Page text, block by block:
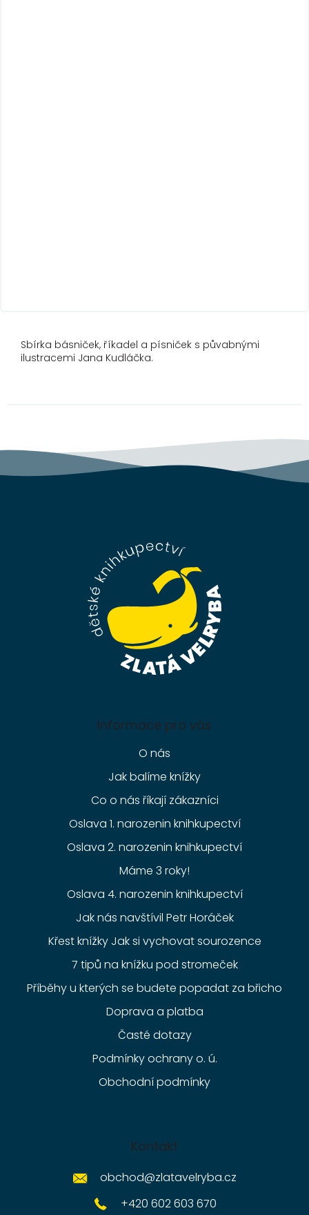
Sbírka básniček, říkadel a písniček s půvabnými
ilustracemi Jana Kudláčka.
Informace pro vás
O nás
Jak balíme knížky
Co o nás říkají zákazníci
Oslava 1. narozenin knihkupectví
Oslava 2. narozenin knihkupectví
Máme 3 roky!
Oslava 4. narozenin knihkupectví
Jak nás navštívil Petr Horáček
Křest knížky Jak si vychovat sourozence
7 tipů na knížku pod stromeček
Příběhy u kterých se budete popadat za břicho
Doprava a platba
Časté dotazy
Podmínky ochrany o. ú.
Obchodní podmínky
Kontakt
obchod@zlatavelryba.cz
+420 602 603 670